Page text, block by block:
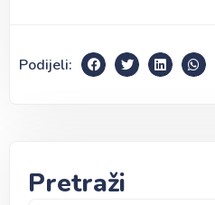
Podijeli:
Pretraži